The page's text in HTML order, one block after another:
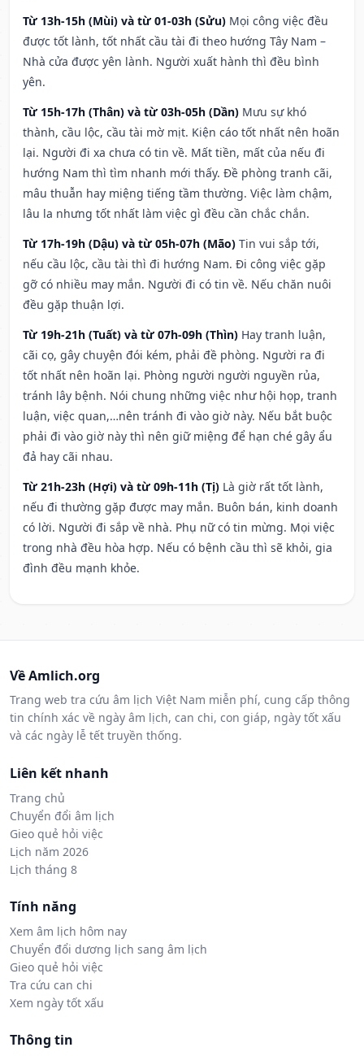
Từ 13h-15h (Mùi) và từ 01-03h (Sửu) Mọi công việc đều
được tốt lành, tốt nhất cầu tài đi theo hướng Tây Nam –
Nhà cửa được yên lành. Người xuất hành thì đều bình
yên.
Từ 15h-17h (Thân) và từ 03h-05h (Dần) Mưu sự khó
thành, cầu lộc, cầu tài mờ mịt. Kiện cáo tốt nhất nên hoãn
lại. Người đi xa chưa có tin về. Mất tiền, mất của nếu đi
hướng Nam thì tìm nhanh mới thấy. Đề phòng tranh cãi,
mâu thuẫn hay miệng tiếng tầm thường. Việc làm chậm,
lâu la nhưng tốt nhất làm việc gì đều cần chắc chắn.
Từ 17h-19h (Dậu) và từ 05h-07h (Mão) Tin vui sắp tới,
nếu cầu lộc, cầu tài thì đi hướng Nam. Đi công việc gặp
gỡ có nhiều may mắn. Người đi có tin về. Nếu chăn nuôi
đều gặp thuận lợi.
Từ 19h-21h (Tuất) và từ 07h-09h (Thìn) Hay tranh luận,
cãi cọ, gây chuyện đói kém, phải đề phòng. Người ra đi
tốt nhất nên hoãn lại. Phòng người người nguyền rủa,
tránh lây bệnh. Nói chung những việc như hội họp, tranh
luận, việc quan,…nên tránh đi vào giờ này. Nếu bắt buộc
phải đi vào giờ này thì nên giữ miệng để hạn ché gây ẩu
đả hay cãi nhau.
Từ 21h-23h (Hợi) và từ 09h-11h (Tị) Là giờ rất tốt lành,
nếu đi thường gặp được may mắn. Buôn bán, kinh doanh
có lời. Người đi sắp về nhà. Phụ nữ có tin mừng. Mọi việc
trong nhà đều hòa hợp. Nếu có bệnh cầu thì sẽ khỏi, gia
đình đều mạnh khỏe.
Về Amlich.org
Trang web tra cứu âm lịch Việt Nam miễn phí, cung cấp thông
tin chính xác về ngày âm lịch, can chi, con giáp, ngày tốt xấu
và các ngày lễ tết truyền thống.
Liên kết nhanh
Trang chủ
Chuyển đổi âm lịch
Gieo quẻ hỏi việc
Lịch năm 2026
Lịch tháng 8
Tính năng
Xem âm lịch hôm nay
Chuyển đổi dương lịch sang âm lịch
Gieo quẻ hỏi việc
Tra cứu can chi
Xem ngày tốt xấu
Thông tin